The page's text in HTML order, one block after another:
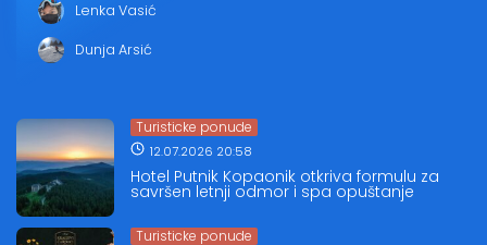
Lenka Vasić
Dunja Arsić
Turisticke ponude
12.07.2026 20:58
Hotel Putnik Kopaonik otkriva formulu za
savršen letnji odmor i spa opuštanje
Turisticke ponude